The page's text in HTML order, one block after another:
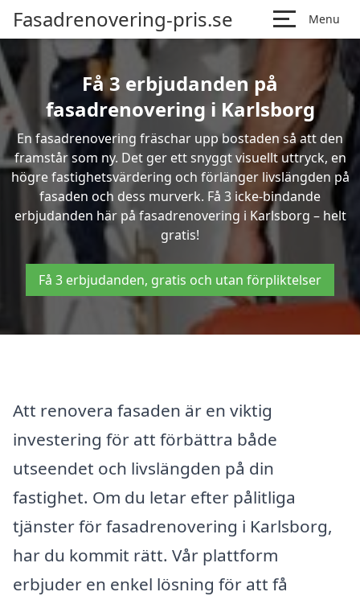
Fasadrenovering-pris.se Menu
Få 3 erbjudanden på
fasadrenovering i Karlsborg
En fasadrenovering fräschar upp bostaden så att den
framstår som ny. Det ger ett snyggt visuellt uttryck, en
högre fastighetsvärdering och förlänger livslängden på
fasaden och dess murverk. Få 3 icke-bindande
erbjudanden här på fasadrenovering i Karlsborg – helt
gratis!
Få 3 erbjudanden, gratis och utan förpliktelser
Att renovera fasaden är en viktig
investering för att förbättra både
utseendet och livslängden på din
fastighet. Om du letar efter pålitliga
tjänster för fasadrenovering i Karlsborg,
har du kommit rätt. Vår plattform
erbjuder en enkel lösning för att få